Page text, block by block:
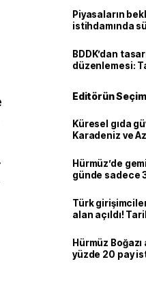
Piyasaların
istihdamında
BDDK’dan
düzenlemesi:
Editörün
Küresel gıda
Karadeniz ve
Hürmüz’de
günde sadece
Türk
alan açıldı!
Hürmüz
yüzde 20 pay